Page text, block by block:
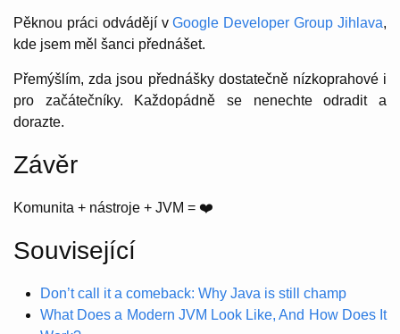
Pěknou práci odvádějí vGoogle Developer Group Jihlava,
kde jsem měl šanci přednášet.
Přemýšlím, zda jsou přednášky dostatečně nízkoprahové i
pro začátečníky. Každopádně se nenechte odradit a
dorazte.
Závěr
Komunita + nástroje + JVM = ❤️
Související
Don’t call it a comeback: Why Java is still champ
What Does a Modern JVM Look Like, And How Does It